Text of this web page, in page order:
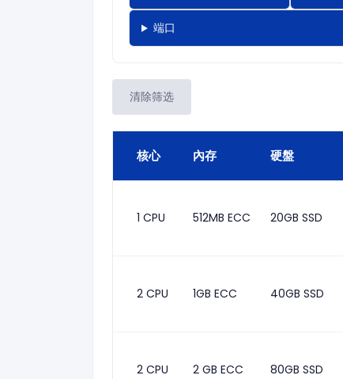
端口
清除筛选
核心 內存 硬盤
1 CPU 512MB ECC 20GB SSD
2 CPU 1GB ECC 40GB SSD
2 CPU 2 GB ECC 80GB SSD